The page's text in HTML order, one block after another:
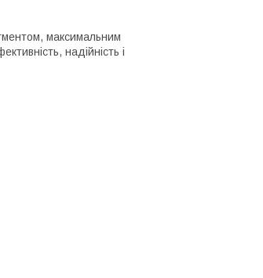
максимальним
надійність і